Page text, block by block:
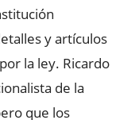
y artículos
la ley. Ricardo
de la
que los